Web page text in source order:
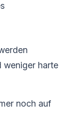
weniger harte
noch auf